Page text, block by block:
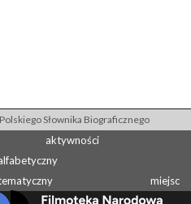
Słownika Biograficznego
aktywności
miejsc